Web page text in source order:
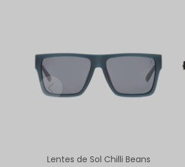
Lentes de Sol Chilli Beans